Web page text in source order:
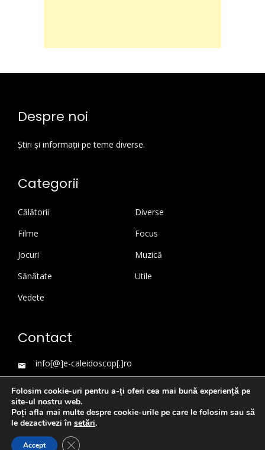
Despre noi
Știri și informații pe teme diverse.
Categorii
Călătorii
Diverse
Filme
Focus
Jocuri
Muzică
Sănătate
Utile
Vedete
Contact
info[@]e-caleidoscop[.]ro
WordPress Theme
Folosim cookie-uri pentru a-ți oferi cea mai bună experiență pe
site-ul nostru web.
Poți afla mai multe despre cookie-urile pe care le folosim sau să
le dezactivezi în setări.
Accept Close GDPR Cookie Banner